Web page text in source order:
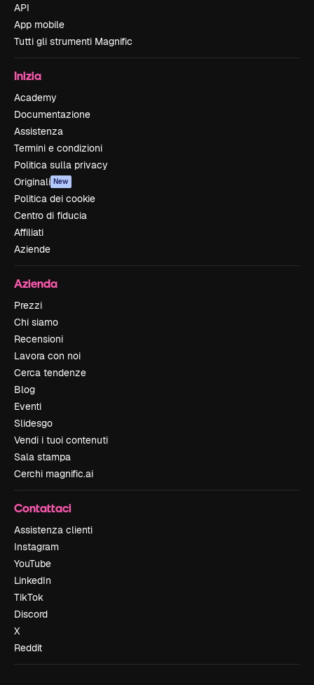
API
App mobile
Tutti gli strumenti Magnific
Inizia
Academy
Documentazione
Assistenza
Termini e condizioni
Politica sulla privacy
Originali New
Politica dei cookie
Centro di fiducia
Affiliati
Aziende
Azienda
Prezzi
Chi siamo
Recensioni
Lavora con noi
Cerca tendenze
Blog
Eventi
Slidesgo
Vendi i tuoi contenuti
Sala stampa
Cerchi magnific.ai
Contattaci
Assistenza clienti
Instagram
YouTube
LinkedIn
TikTok
Discord
X
Reddit